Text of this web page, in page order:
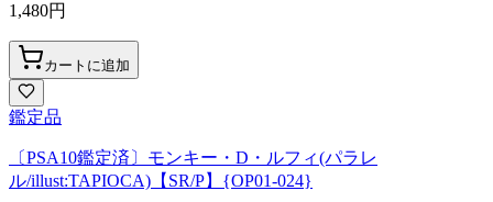
1,480円
カートに追加
鑑定品
〔PSA10鑑定済〕モンキー・D・ルフィ(パラレ
ル/illust:TAPIOCA)【SR/P】{OP01-024}